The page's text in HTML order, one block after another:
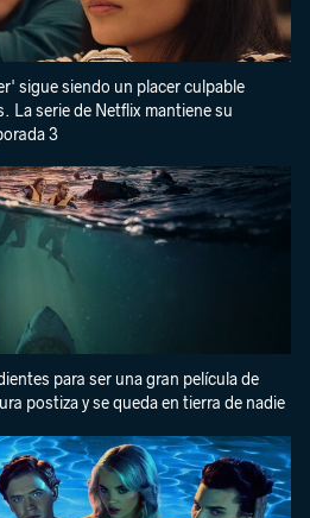
sigue siendo un placer culpable
La serie de Netflix mantiene su
3
para ser una gran película de
postiza y se queda en tierra de nadie